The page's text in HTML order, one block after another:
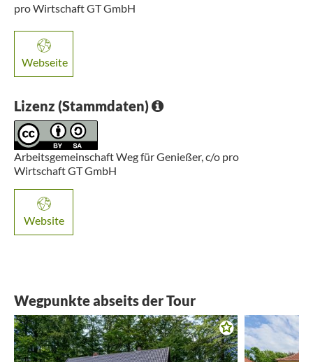
pro Wirtschaft GT GmbH
Webseite
Lizenz (Stammdaten)
Arbeitsgemeinschaft Weg für Genießer, c/o pro
Wirtschaft GT GmbH
Website
Wegpunkte abseits der Tour